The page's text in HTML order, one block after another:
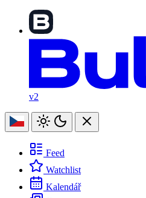
v2
Feed
Watchlist
Kalendář